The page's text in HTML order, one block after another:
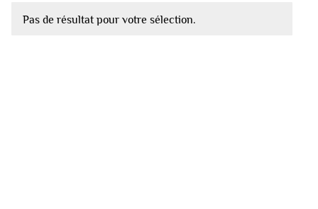
Pas de résultat pour votre sélection.